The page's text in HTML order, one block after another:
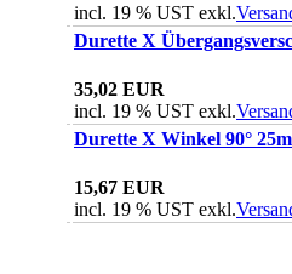
incl. 19 % UST exkl.
Durette X
35,02 EUR
incl. 19 % UST exkl.
Durette X Winkel 90°
15,67 EUR
incl. 19 % UST exkl.